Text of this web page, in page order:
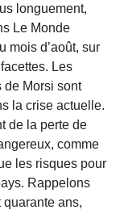
longuement,
Le Monde
mois d’août, sur
Les
de Morsi sont
la crise actuelle.
de la perte de
comme
les risques pour
Rappelons
quarante ans,